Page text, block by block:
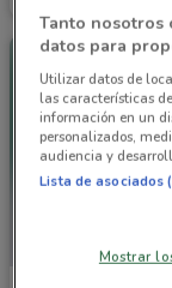
Tanto nosotros
datos para
Utilizar datos de
las características
información en un
personalizados,
audiencia y
Lista de asociados
Mostrar